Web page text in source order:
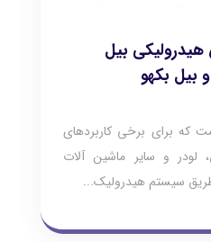
بیل
بیل بکهو
که برای برخی کاربردهای
و سایر ماشین آلات
سیستم هیدرولیک...